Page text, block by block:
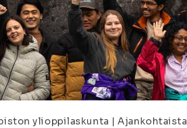
ylioppilaskunta | Ajankohtaista